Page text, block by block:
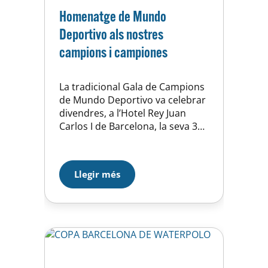
Homenatge de Mundo
Deportivo als nostres
campions i campiones
La tradicional Gala de Campions
de Mundo Deportivo va celebrar
divendres, a l’Hotel Rey Juan
Carlos I de Barcelona, la seva 32a
rotatiu català va lliurar aquest
prestigiós trofeu a la
representació de la secció de
bàsquet per l’ascens del Sénior
l’hoquei, que…
Llegir més